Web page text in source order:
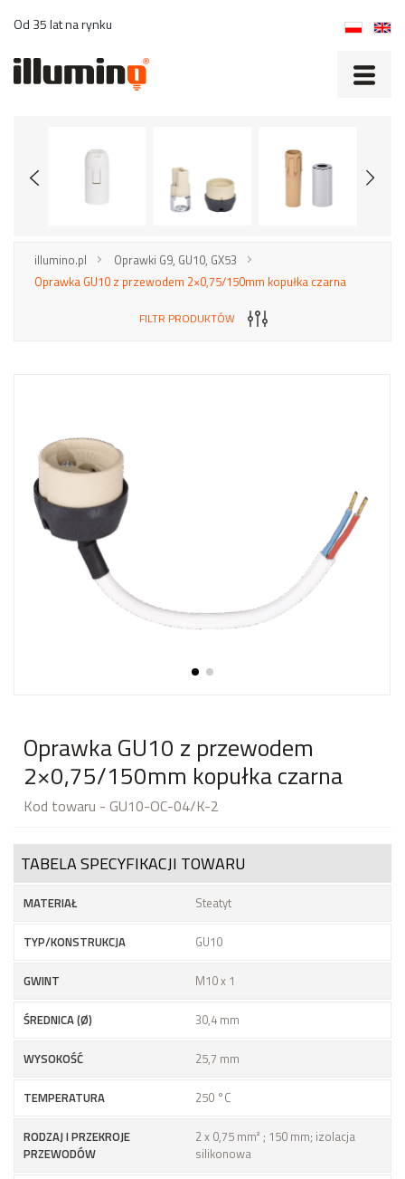
Od 35 lat na rynku
illumino.pl
Oprawki G9, GU10, GX53
Oprawka GU10 z przewodem 2×0,75/150mm kopułka czarna
FILTR PRODUKTÓW
Oprawka GU10 z przewodem
2×0,75/150mm kopułka czarna
Kod towaru - GU10-OC-04/K-2
TABELA SPECYFIKACJI TOWARU
MATERIAŁ Steatyt
TYP/KONSTRUKCJA GU10
GWINT M10 x 1
ŚREDNICA (Ø) 30,4 mm
WYSOKOŚĆ 25,7 mm
TEMPERATURA 250 °C
RODZAJ I PRZEKROJE
PRZEWODÓW
2 x 0,75 mm² ; 150 mm; izolacja
silikonowa